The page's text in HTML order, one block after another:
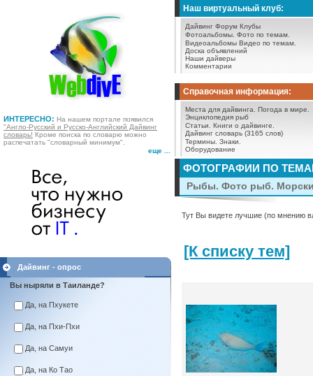
ИНТЕРЕСНО: На нашем портале появился
"Англо-Русский и Русско-Английский Дайвинг
словарь! Кроме поиска по словарю можно
распечатать "словарный минимум".
еще ...
Наш виртуальный клуб:
Дайвинг Форум Клубы
Фотоальбомы. Фото по темам.
Видеоальбомы Видео по темам.
Доска объявлений
Наши дайверы
Комментарии
Справочная информация:
Места для дайвинга.
Погода в мире.
Энциклопедия рыб
Статьи.
Книги о дайвинге.
Дайвинг словарь (3165 слов)
Термины. Знаки.
Оборудование
Дайвинг - опрос
Вы ныряли в Таиланде?
Да, на Пхукете
Да, на Пхи-Пхи
Да, на Самуи
Да, на Ко Тао
ФОТОГРАФИИ ПО
Рыбы. Фото рыб.
Тут Вы видете лучшие (по мнению
[К списку тем]